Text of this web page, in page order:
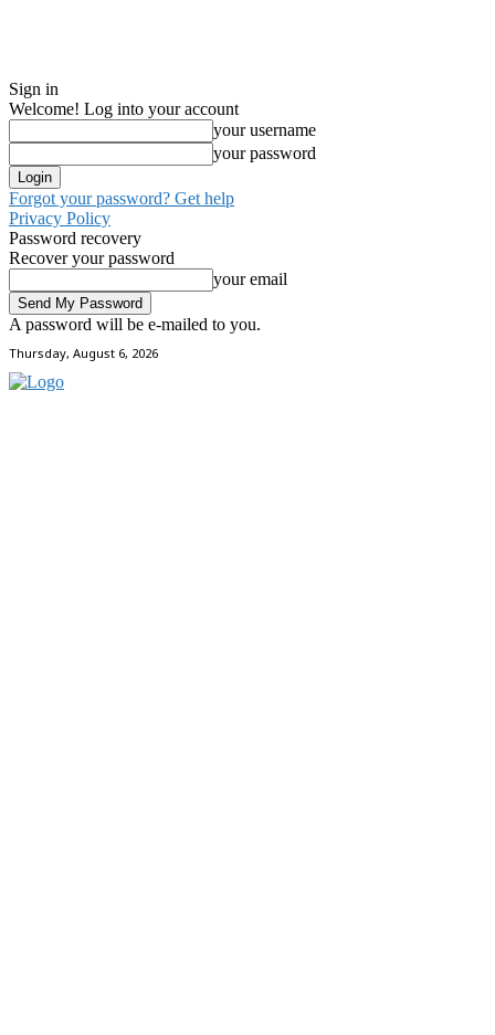
Sign in
Welcome! Log into your account
your username
your password
Forgot your password? Get help
Privacy Policy
Password recovery
Recover your password
your email
A password will be e-mailed to you.
Thursday, August 6, 2026